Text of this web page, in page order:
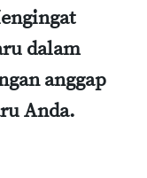
dalam
anggap
Anda.